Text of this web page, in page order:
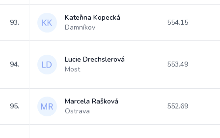
93.
Kateřina Kopecká
Damníkov
554.15
94.
Lucie Drechslerová
Most
553.49
95.
Marcela Rašková
Ostrava
552.69